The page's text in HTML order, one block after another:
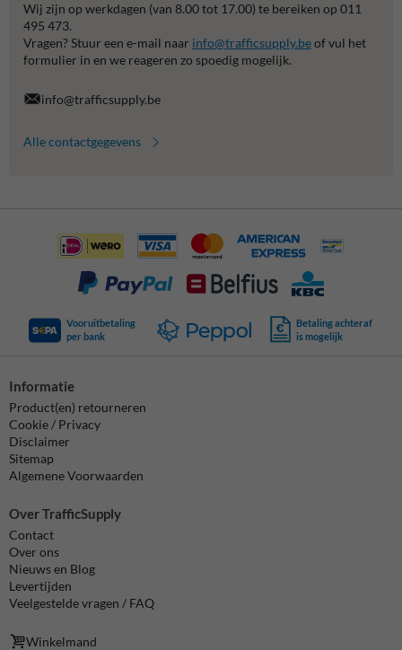
Wij zijn op werkdagen (van 8.00 tot 17.00) te bereiken op 011
495 473.
Vragen? Stuur een e-mail naar info@trafficsupply.beof vul het
formulier in en we reageren zo spoedig mogelijk.
info@trafficsupply.be
Alle contactgegevens
Vooruitbetaling
per bank
Betaling achteraf
is mogelijk
Informatie
Product(en) retourneren
Cookie / Privacy
Disclaimer
Sitemap
Algemene Voorwaarden
Over TrafficSupply
Contact
Over ons
Nieuws en Blog
Levertijden
Veelgestelde vragen / FAQ
Winkelmand